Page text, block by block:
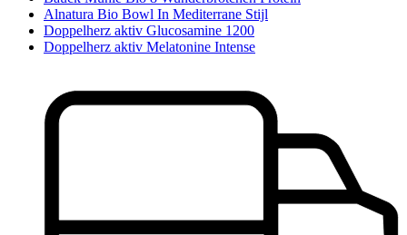
Alnatura Bio Bowl In Mediterrane Stijl
Doppelherz aktiv Glucosamine 1200
Doppelherz aktiv Melatonine Intense